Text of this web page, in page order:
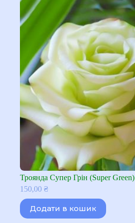
Троянда Супер Грін (Super Green)
150,00 ₴
Додати в кошик